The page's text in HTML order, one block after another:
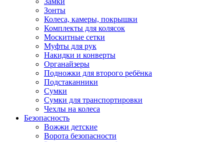
Зонты
Колеса, камеры, покрышки
Комплекты для колясок
Москитные сетки
Муфты для рук
Накидки и конверты
Органайзеры
Подножки для второго ребёнка
Подстаканники
Сумки
Сумки для транспортировки
Чехлы на колеса
Безопасность
Вожжи детские
Ворота безопасности